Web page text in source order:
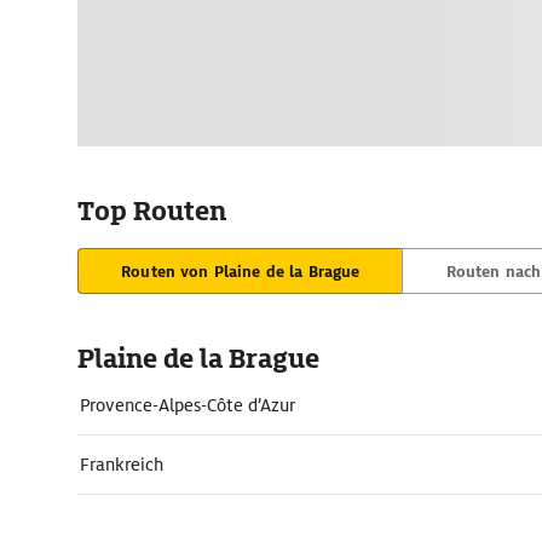
Top Routen
Routen von Plaine de la Brague Routen
Plaine de la Brague
Provence-Alpes-Côte d’Azur
Frankreich